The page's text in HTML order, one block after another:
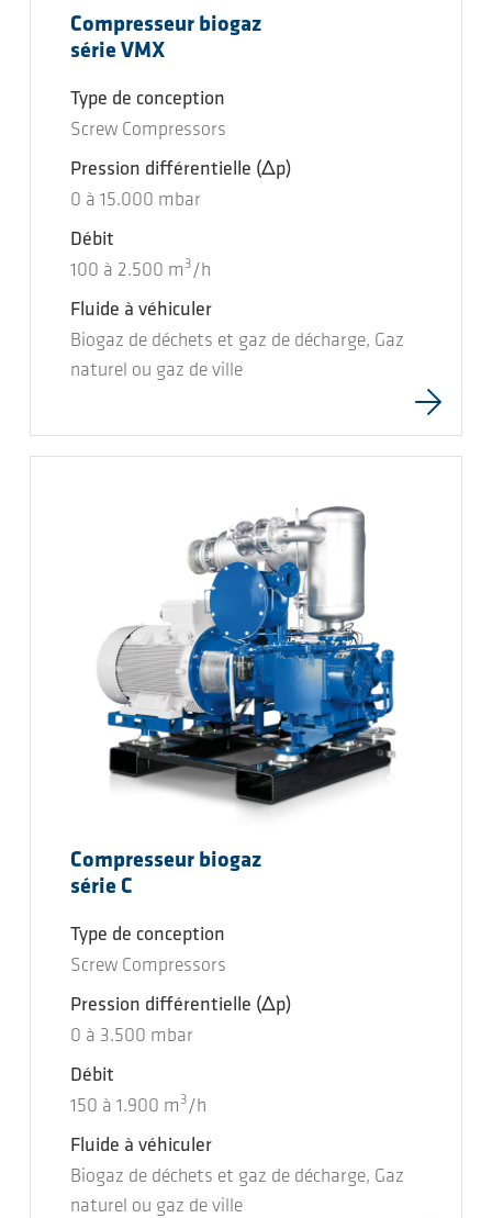
Compresseur biogaz
série VMX
Type de conception
Screw Compressors
Pression différentielle (Δp)
0 à 15.000 mbar
Débit
100 à 2.500 m 3 /h
Fluide à véhiculer
Biogaz de déchets et gaz de décharge, Gaz
naturel ou gaz de ville
Compresseur biogaz
série C
Type de conception
Screw Compressors
Pression différentielle (Δp)
0 à 3.500 mbar
Débit
150 à 1.900 m 3 /h
Fluide à véhiculer
Biogaz de déchets et gaz de décharge, Gaz
naturel ou gaz de ville